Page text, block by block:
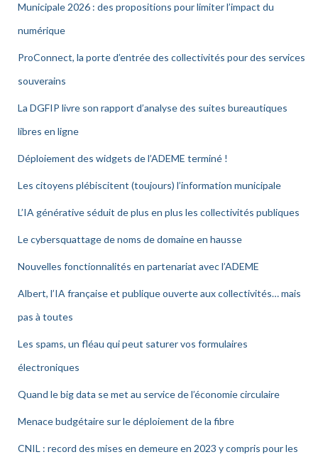
Municipale 2026 : des propositions pour limiter l’impact du
numérique
ProConnect, la porte d’entrée des collectivités pour des services
souverains
La DGFIP livre son rapport d’analyse des suites bureautiques
libres en ligne
Déploiement des widgets de l’ADEME terminé !
Les citoyens plébiscitent (toujours) l’information municipale
L’IA générative séduit de plus en plus les collectivités publiques
Le cybersquattage de noms de domaine en hausse
Nouvelles fonctionnalités en partenariat avec l’ADEME
Albert, l’IA française et publique ouverte aux collectivités… mais
pas à toutes
Les spams, un fléau qui peut saturer vos formulaires
électroniques
Quand le big data se met au service de l’économie circulaire
Menace budgétaire sur le déploiement de la fibre
CNIL : record des mises en demeure en 2023 y compris pour les